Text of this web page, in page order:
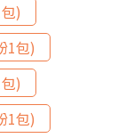
)
1包)
)
1包)